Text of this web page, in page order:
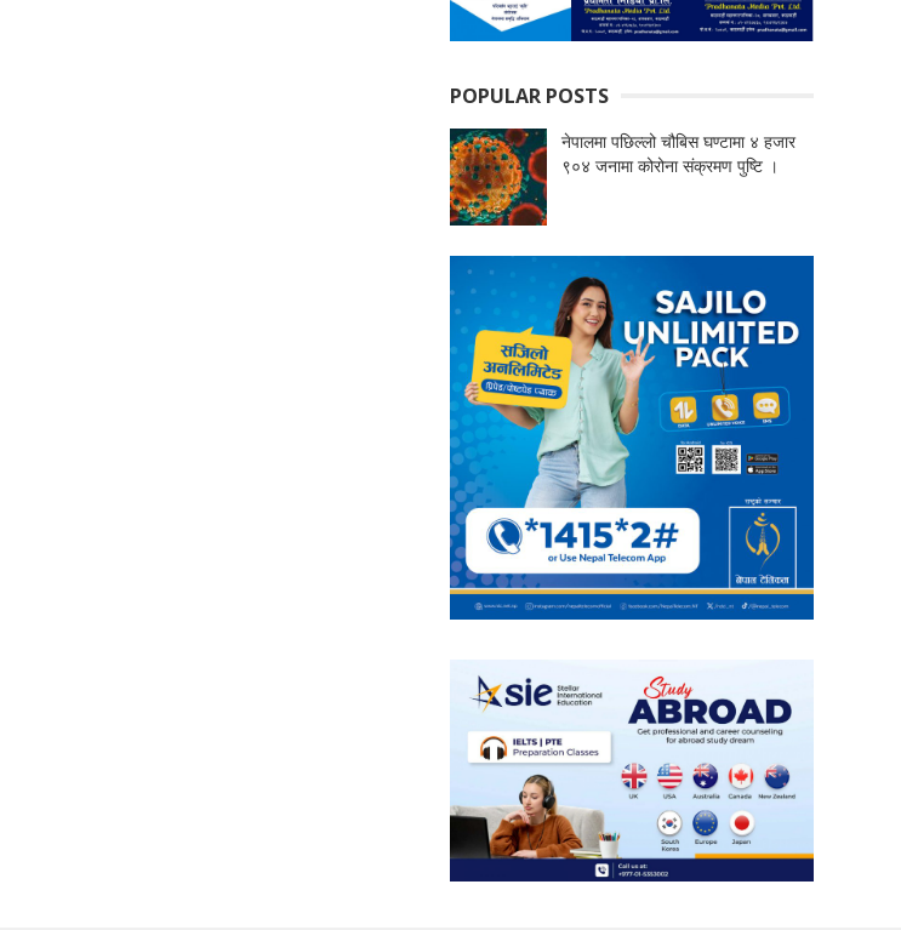
POPULAR POSTS
नेपालमा पछिल्लो चौबिस घण्टामा ४ हजार
९०४ जनामा कोरोना संक्रमण पुष्टि ।